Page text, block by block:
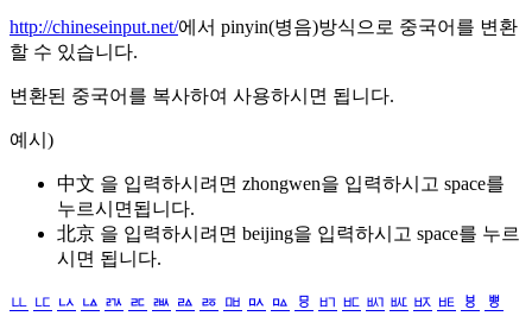
http://chineseinput.net/에서 pinyin(병음)방식으로 중국어를 변환
할 수 있습니다.
변환된 중국어를 복사하여 사용하시면 됩니다.
예시)
中文 을 입력하시려면 zhongwen을 입력하시고 space를
누르시면됩니다.
北京 을 입력하시려면 beijing을 입력하시고 space를 누르
시면 됩니다.
ㅥ ㅦ ㅧ ㅨ ㅩ ㅪ ㅫ ㅬ ㅭ ㅮ ㅯ ㅰ ㅱ ㅲ ㅳ ㅴ ㅵ ㅶ ㅷ ㅸ
ㅹ